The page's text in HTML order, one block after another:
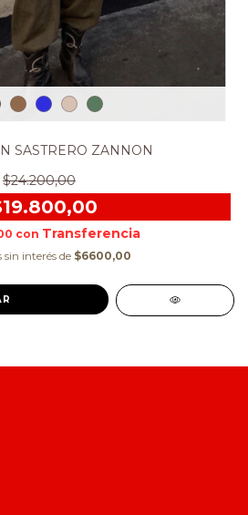
SASTRERO ZANNON
$24.200,00
con
sin interés de $6600,00